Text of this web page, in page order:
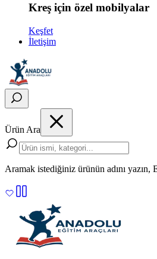
Kreş için özel mobilyalar
Keşfet
İletişim
Ürün Ara
Aramak istediğiniz ürünün adını yazın,